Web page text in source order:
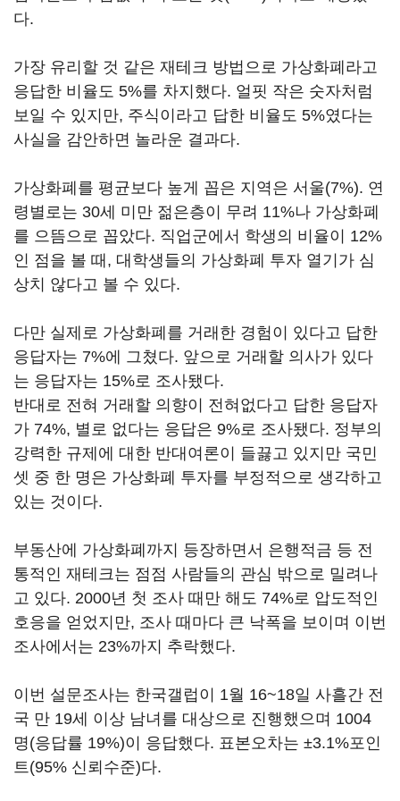
다.
가장 유리할 것 같은 재테크 방법으로 가상화폐라고
응답한 비율도 5%를 차지했다. 얼핏 작은 숫자처럼
보일 수 있지만, 주식이라고 답한 비율도 5%였다는
사실을 감안하면 놀라운 결과다.
가상화폐를 평균보다 높게 꼽은 지역은 서울(7%). 연
령별로는 30세 미만 젊은층이 무려 11%나 가상화폐
를 으뜸으로 꼽았다. 직업군에서 학생의 비율이 12%
인 점을 볼 때, 대학생들의 가상화폐 투자 열기가 심
상치 않다고 볼 수 있다.
다만 실제로 가상화폐를 거래한 경험이 있다고 답한
응답자는 7%에 그쳤다. 앞으로 거래할 의사가 있다
는 응답자는 15%로 조사됐다.
반대로 전혀 거래할 의향이 전혀없다고 답한 응답자
가 74%, 별로 없다는 응답은 9%로 조사됐다. 정부의
강력한 규제에 대한 반대여론이 들끓고 있지만 국민
셋 중 한 명은 가상화폐 투자를 부정적으로 생각하고
있는 것이다.
부동산에 가상화폐까지 등장하면서 은행적금 등 전
통적인 재테크는 점점 사람들의 관심 밖으로 밀려나
고 있다. 2000년 첫 조사 때만 해도 74%로 압도적인
호응을 얻었지만, 조사 때마다 큰 낙폭을 보이며 이번
조사에서는 23%까지 추락했다.
이번 설문조사는 한국갤럽이 1월 16~18일 사흘간 전
국 만 19세 이상 남녀를 대상으로 진행했으며 1004
명(응답률 19%)이 응답했다. 표본오차는 ±3.1%포인
트(95% 신뢰수준)다.